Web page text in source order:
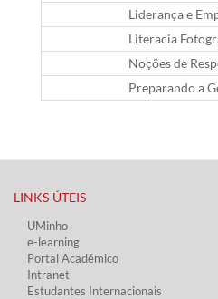
Liderança e
Literacia
Noções de
Preparando a
LINKS ÚTEIS​
UMinho
e-learning
Portal Académico
Intranet
Estudantes Inter​​nacionais